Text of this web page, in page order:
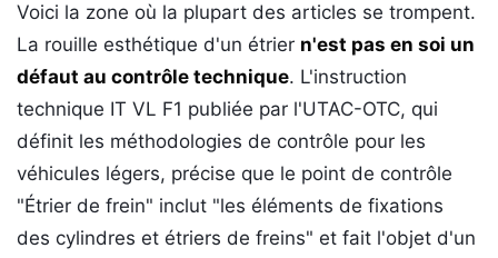
Voici la zone où la plupart des articles se trompent.
La rouille esthétique d'un étrier n'est pas en soi un
défaut au contrôle technique. L'instruction
technique IT VL F1 publiée par l'UTAC-OTC, qui
définit les méthodologies de contrôle pour les
véhicules légers, précise que le point de contrôle
"Étrier de frein" inclut "les éléments de fixations
des cylindres et étriers de freins" et fait l'objet d'un